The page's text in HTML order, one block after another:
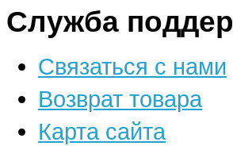
Служба
Связаться с нами
Возврат товара
Карта сайта